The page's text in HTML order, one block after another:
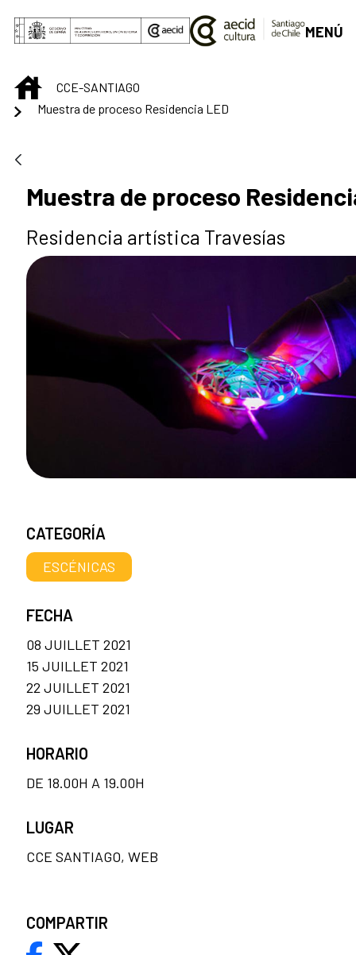
Saut au contenu principal
MENÚ
INICIOCCE-SANTIAGO
Muestra de proceso Residencia LED
Muestra de proceso
Residencia artística Travesías
CATEGORÍA
ESCÉNICAS
FECHA
08 JUILLET 2021
15 JUILLET 2021
22 JUILLET 2021
29 JUILLET 2021
HORARIO
DE 18.00H A 19.00H
LUGAR
CCE SANTIAGO, WEB
COMPARTIR